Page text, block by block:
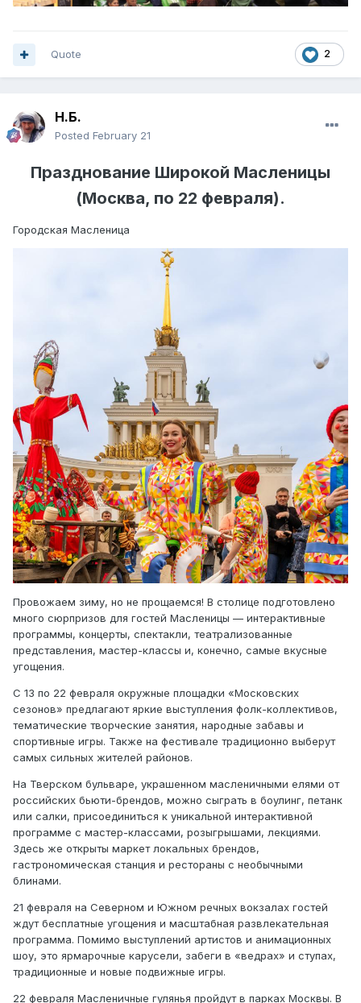
2
Quote
Н.Б.
Posted February 21
Празднование Широкой Масленицы
(Москва, по 22 февраля).
Городская Масленица
Провожаем зиму, но не прощаемся! В столице подготовлено
много сюрпризов для гостей Масленицы — интерактивные
программы, концерты, спектакли, театрализованные
представления, мастер-классы и, конечно, самые вкусные
угощения.
С 13 по 22 февраля окружные площадки «Московских
сезонов» предлагают яркие выступления фолк-коллективов,
тематические творческие занятия, народные забавы и
спортивные игры. Также на фестивале традиционно выберут
самых сильных жителей районов.
На Тверском бульваре, украшенном масленичными елями от
российских бьюти-брендов, можно сыграть в боулинг, петанк
или салки, присоединиться к уникальной интерактивной
программе с мастер-классами, розыгрышами, лекциями.
Здесь же открыты маркет локальных брендов,
гастрономическая станция и рестораны с необычными
блинами.
21 февраля на Северном и Южном речных вокзалах гостей
ждут бесплатные угощения и масштабная развлекательная
программа. Помимо выступлений артистов и анимационных
шоу, это ярмарочные карусели, забеги в «ведрах» и ступах,
традиционные и новые подвижные игры.
22 февраля Масленичные гулянья пройдут в парках Москвы. В